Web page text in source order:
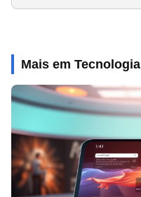
Mais em Tecnologia